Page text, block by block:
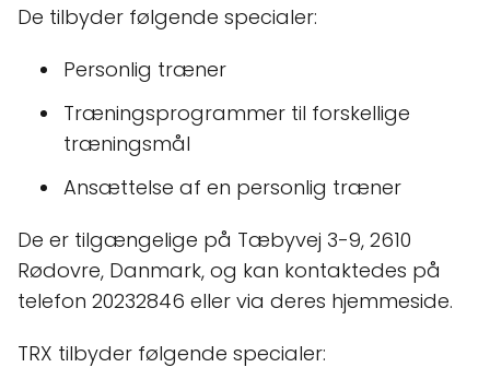
De tilbyder følgende specialer:
Personlig træner
Træningsprogrammer til forskellige
træningsmål
Ansættelse af en personlig træner
De er tilgængelige på Tæbyvej 3-9, 2610
Rødovre, Danmark, og kan kontaktedes på
telefon 20232846 eller via deres hjemmeside.
TRX tilbyder følgende specialer: